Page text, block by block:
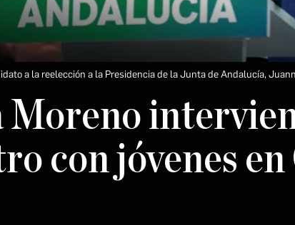
a la reelección a la Presidencia de la Junta de Andalucía,
Moreno
con jóvenes